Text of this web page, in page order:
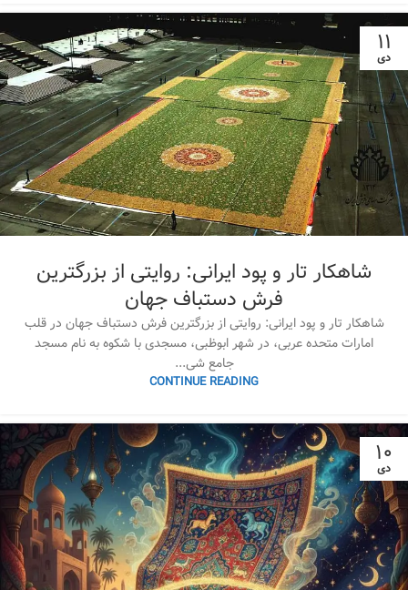
۱۱
دی
شاهکار تار و پود ایرانی: روایتی از بزرگترین
فرش دستباف جهان
شاهکار تار و پود ایرانی: روایتی از بزرگترین فرش دستباف جهان در قلب
امارات متحده عربی، در شهر ابوظبی، مسجدی با شکوه به نام مسجد
جامع شی...
CONTINUE READING
۱۰
دی